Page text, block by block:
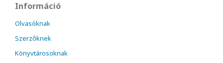
Információ
Olvasóknak
Szerzőknek
Könyvtárosoknak